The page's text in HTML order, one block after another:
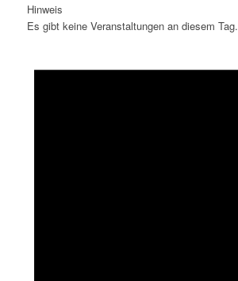
Hinweis
Es gibt keine Veranstaltungen an diesem Tag.